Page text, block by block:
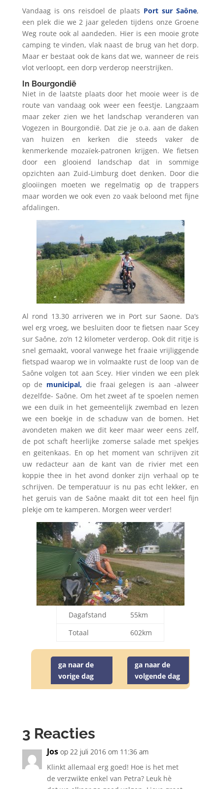
Vandaag is ons reisdoel de plaats Port sur Saône,
een plek die we 2 jaar geleden tijdens onze Groene
Weg route ook al aandeden. Hier is een mooie grote
camping te vinden, vlak naast de brug van het dorp.
Maar er bestaat ook de kans dat we, wanneer de reis
vlot verloopt, een dorp verderop neerstrijken.
In Bourgondië
Niet in de laatste plaats door het mooie weer is de
route van vandaag ook weer een feestje. Langzaam
maar zeker zien we het landschap veranderen van
Vogezen in Bourgondië. Dat zie je o.a. aan de daken
van huizen en kerken die steeds vaker de
kenmerkende mozaïek-patronen krijgen. We fietsen
door een glooiend landschap dat in sommige
opzichten aan Zuid-Limburg doet denken. Door die
glooiingen moeten we regelmatig op de trappers
maar worden we ook even zo vaak beloond met fijne
afdalingen.
Al rond 13.30 arriveren we in Port sur Saone. Da’s
wel erg vroeg, we besluiten door te fietsen naar Scey
sur Saône, zo’n 12 kilometer verderop. Ook dit ritje is
snel gemaakt, vooral vanwege het fraaie vrijliggende
fietspad waarop we in volmaakte rust de loop van de
Saône volgen tot aan Scey. Hier vinden we een plek
op de municipal, die fraai gelegen is aan -alweer
dezelfde- Saône. Om het zweet af te spoelen nemen
we een duik in het gemeentelijk zwembad en lezen
we een boekje in de schaduw van de bomen. Het
avondeten maken we dit keer maar weer eens zelf,
de pot schaft heerlijke zomerse salade met spekjes
en geitenkaas. En op het moment van schrijven zit
uw redacteur aan de kant van de rivier met een
koppie thee in het avond donker zijn verhaal op te
schrijven. De temperatuur is nu pas echt lekker, en
het geruis van de Saône maakt dit tot een heel fijn
plekje om te kamperen. Morgen weer verder!
Dagafstand
55km
Totaal
602km
ga naar de
vorige dag
ga naar de
volgende dag
3 Reacties
Jos op 22 juli 2016 om 11:36 am
Klinkt allemaal erg goed! Hoe is het met
de verzwikte enkel van Petra? Leuk hè